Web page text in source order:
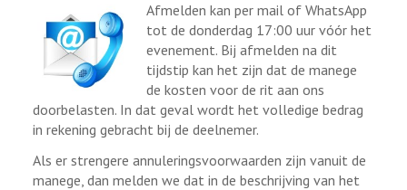
Afmelden kan per mail of WhatsApp
tot de donderdag 17:00 uur vóór het
evenement. Bij afmelden na dit
tijdstip kan het zijn dat de manege
de kosten voor de rit aan ons
doorbelasten. In dat geval wordt het volledige bedrag
in rekening gebracht bij de deelnemer.
Als er strengere annuleringsvoorwaarden zijn vanuit de
manege, dan melden we dat in de beschrijving van het